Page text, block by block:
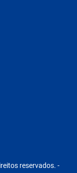
reservados. -